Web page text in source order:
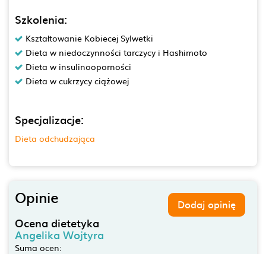
Szkolenia:
Kształtowanie Kobiecej Sylwetki
Dieta w niedoczynności tarczycy i Hashimoto
Dieta w insulinooporności
Dieta w cukrzycy ciążowej
Specjalizacje:
Dieta odchudzająca
Opinie Dodaj opinię
Ocena dietetyka
Angelika Wojtyra
Suma ocen: